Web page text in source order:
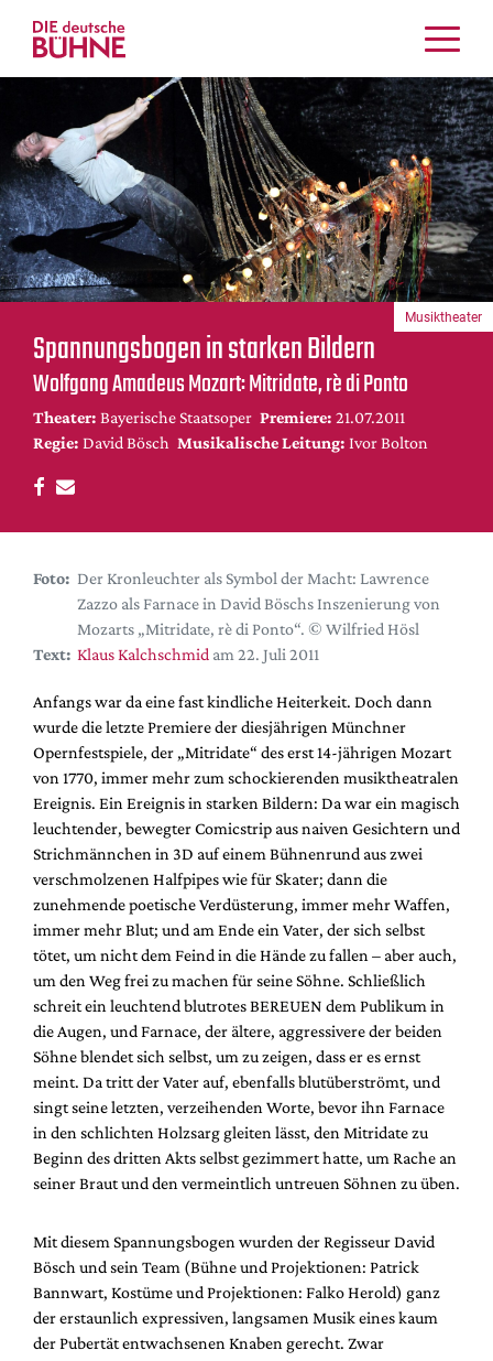
Kritiken
Schauspiel
Musiktheater
Tanz
Crossover
Bühnenwelt
Festivals & Veranstaltungen
Menschen & Theater
Themen
Internationales
Nachrufe
DdB-map
Premierensuche
Festival-Planer
Hefte
Alle Hefte
Leseproben
Podcast
Service
Shop / Abo
Newsletter
Redaktion
Autor:innen
Partner
Mediadaten
Suche
Spannungsbogen in starken Bildern
Wolfgang Amadeus Mozart: Mitridate, rè di Ponto
Theater: Bayerische Staatsoper Premiere: 21.07.2011
Regie: David Bösch Musikalische Leitung: Ivor Bolton
Musiktheater
Foto: Der Kronleuchter als Symbol der Macht: Lawrence
Zazzo als Farnace in David Böschs Inszenierung von
Mozarts „Mitridate, rè di Ponto“. © Wilfried Hösl
Text: Klaus Kalchschmid am 22. Juli 2011
Anfangs war da eine fast kindliche Heiterkeit. Doch dann
wurde die letzte Premiere der diesjährigen Münchner
Opernfestspiele, der „Mitridate“ des erst 14-jährigen Mozart
von 1770, immer mehr zum schockierenden musiktheatralen
Ereignis. Ein Ereignis in starken Bildern: Da war ein magisch
leuchtender, bewegter Comicstrip aus naiven Gesichtern und
Strichmännchen in 3D auf einem Bühnenrund aus zwei
verschmolzenen Halfpipes wie für Skater; dann die
zunehmende poetische Verdüsterung, immer mehr Waffen,
immer mehr Blut; und am Ende ein Vater, der sich selbst
tötet, um nicht dem Feind in die Hände zu fallen – aber auch,
um den Weg frei zu machen für seine Söhne. Schließlich
schreit ein leuchtend blutrotes BEREUEN dem Publikum in
die Augen, und Farnace, der ältere, aggressivere der beiden
Söhne blendet sich selbst, um zu zeigen, dass er es ernst
meint. Da tritt der Vater auf, ebenfalls blutüberströmt, und
singt seine letzten, verzeihenden Worte, bevor ihn Farnace
in den schlichten Holzsarg gleiten lässt, den Mitridate zu
Beginn des dritten Akts selbst gezimmert hatte, um Rache an
seiner Braut und den vermeintlich untreuen Söhnen zu üben.
Mit diesem Spannungsbogen wurden der Regisseur David
Bösch und sein Team (Bühne und Projektionen: Patrick
Bannwart, Kostüme und Projektionen: Falko Herold) ganz
der erstaunlich expressiven, langsamen Musik eines kaum
der Pubertät entwachsenen Knaben gerecht. Zwar